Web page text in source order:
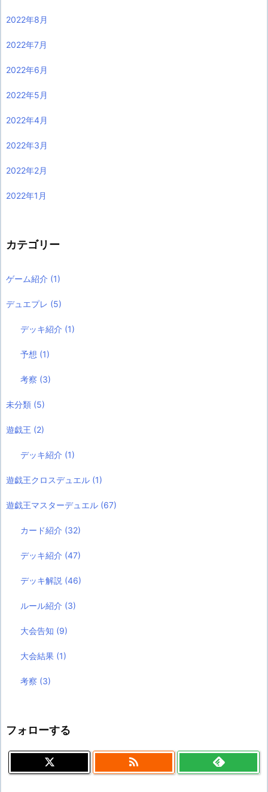
2022年8月
2022年7月
2022年6月
2022年5月
2022年4月
2022年3月
2022年2月
2022年1月
カテゴリー
ゲーム紹介 (1)
デュエプレ (5)
デッキ紹介 (1)
予想 (1)
考察 (3)
未分類 (5)
遊戯王 (2)
デッキ紹介 (1)
遊戯王クロスデュエル (1)
遊戯王マスターデュエル (67)
カード紹介 (32)
デッキ紹介 (47)
デッキ解説 (46)
ルール紹介 (3)
大会告知 (9)
大会結果 (1)
考察 (3)
フォローする
